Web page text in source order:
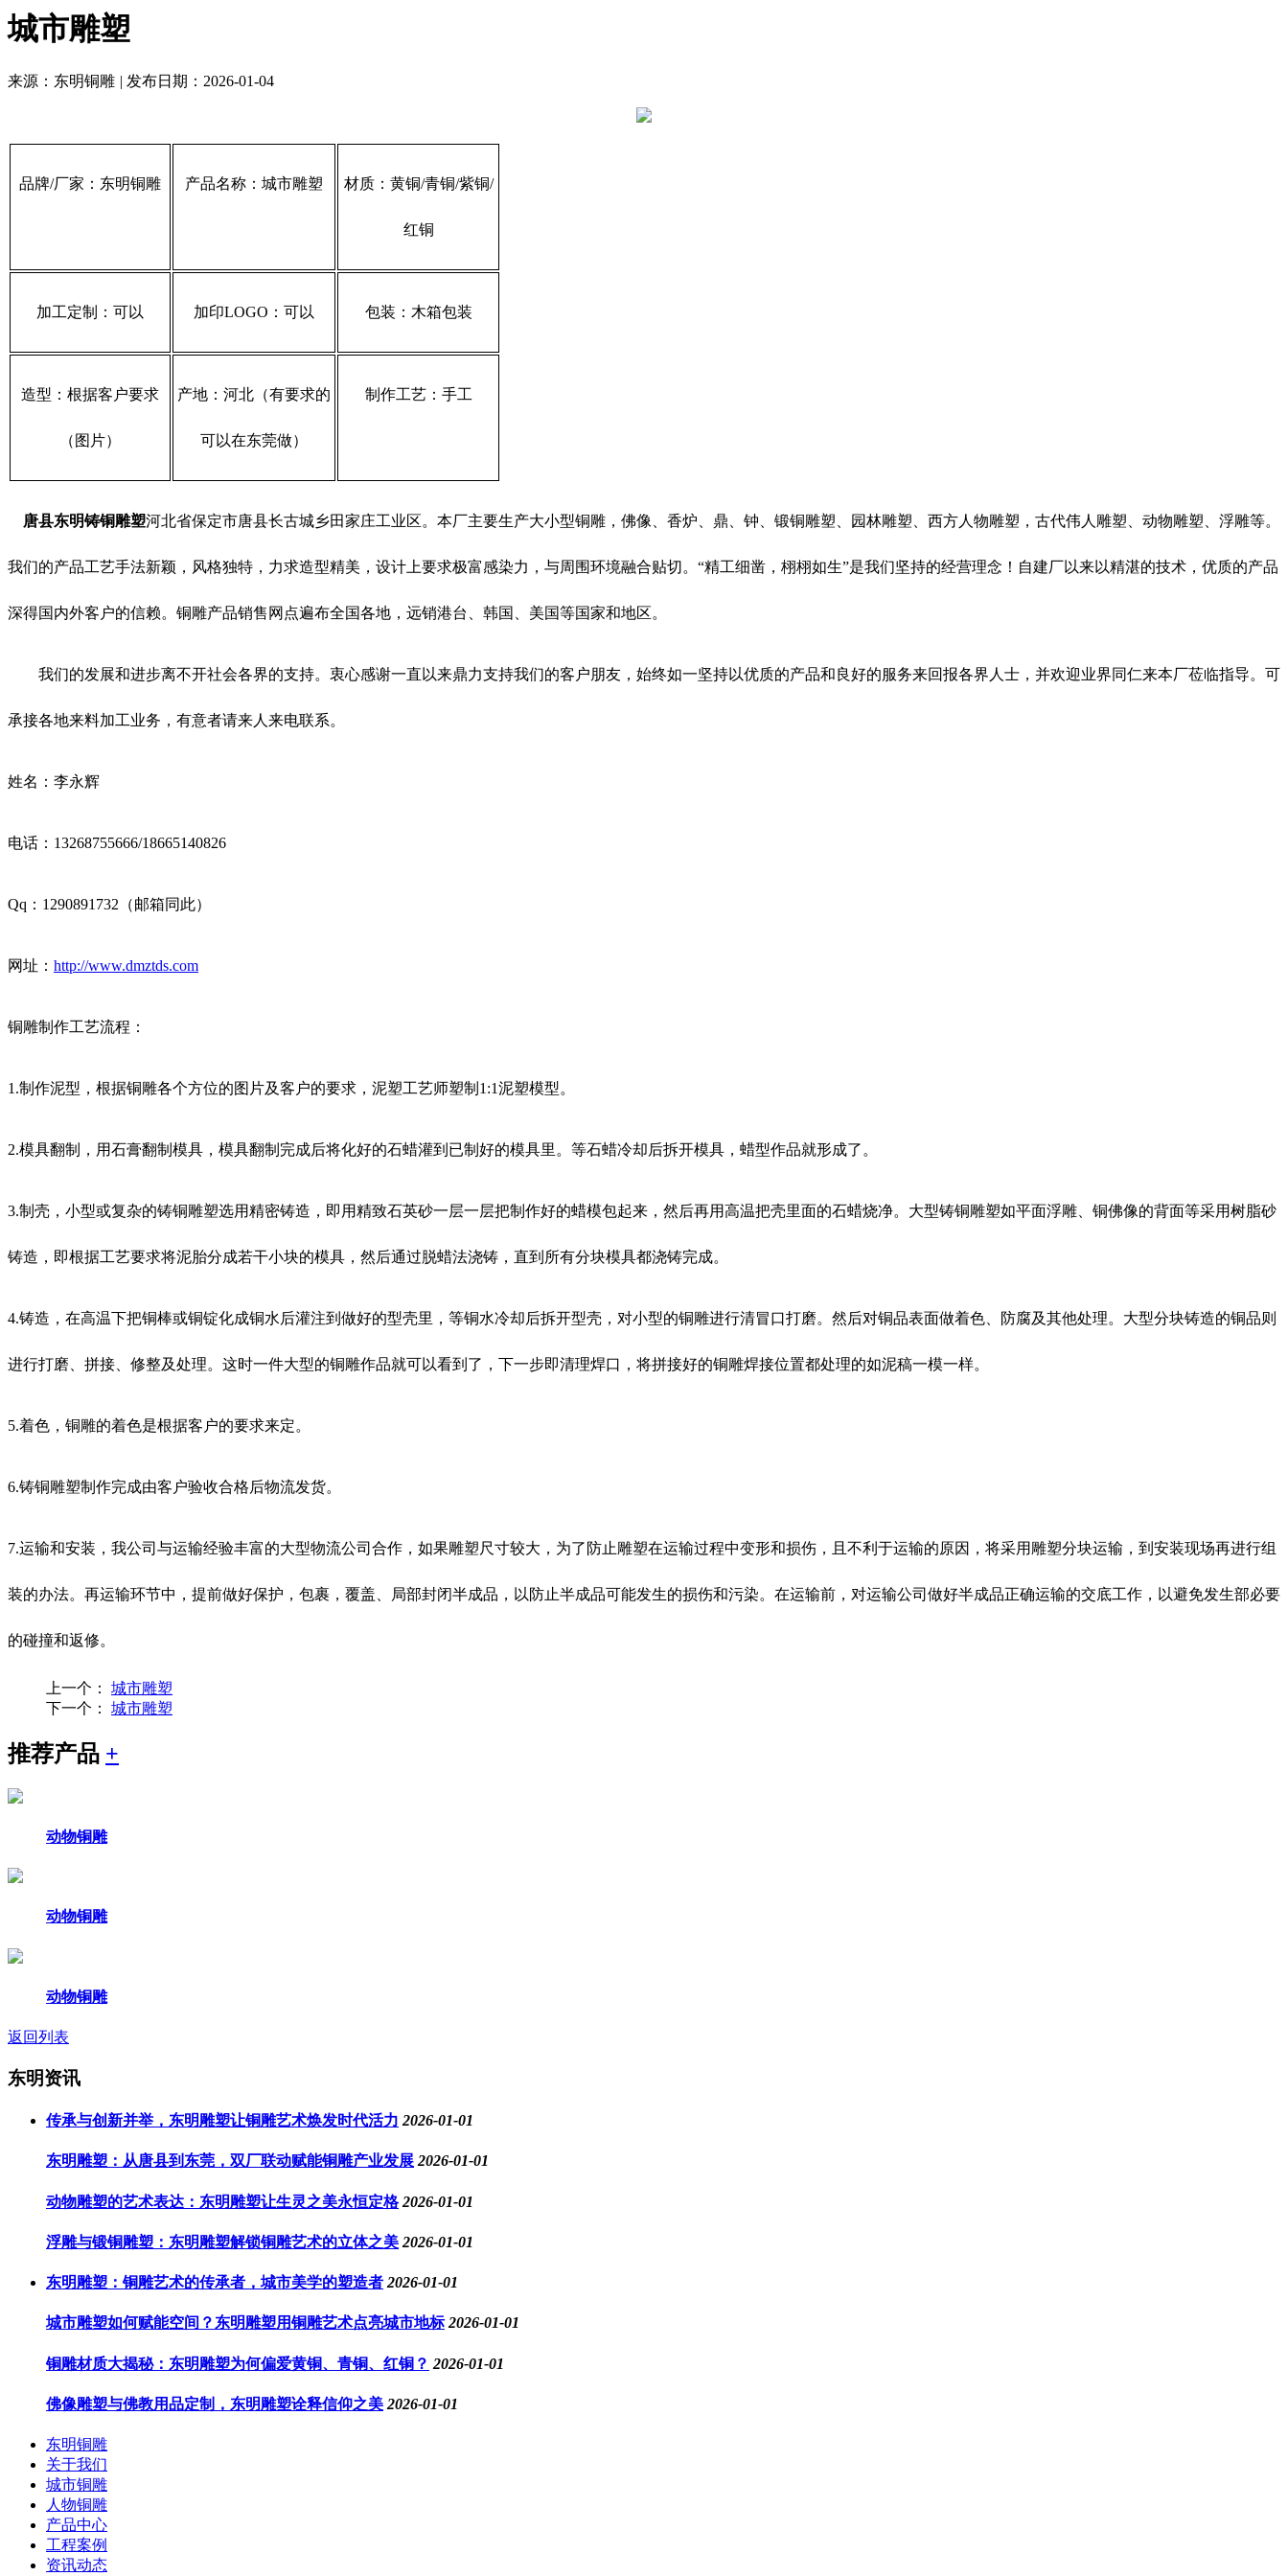
城市雕塑
来源：东明铜雕 | 发布日期：2026-01-04
品牌/厂家：东明铜雕 产品名称：城市雕塑 材质：黄铜/青铜/紫铜/
红铜
加工定制：可以 加印LOGO：可以 包装：木箱包装
造型：根据客户要求
（图片）
产地：河北（有要求的
可以在东莞做）
制作工艺：手工
唐县东明铸铜雕塑河北省保定市唐县长古城乡田家庄工业区。本厂主要生产大小型铜雕，佛像、香炉、鼎、钟、锻铜雕塑、园林雕塑、西方人物雕塑，古代伟人雕塑、动物雕塑、浮雕等。
我们的产品工艺手法新颖，风格独特，力求造型精美，设计上要求极富感染力，与周围环境融合贴切。“精工细凿，栩栩如生”是我们坚持的经营理念！自建厂以来以精湛的技术，优质的产品
深得国内外客户的信赖。铜雕产品销售网点遍布全国各地，远销港台、韩国、美国等国家和地区。
我们的发展和进步离不开社会各界的支持。衷心感谢一直以来鼎力支持我们的客户朋友，始终如一坚持以优质的产品和良好的服务来回报各界人士，并欢迎业界同仁来本厂莅临指导。可
承接各地来料加工业务，有意者请来人来电联系。
姓名：李永辉
电话：13268755666/18665140826
Qq：1290891732（邮箱同此）
网址： http://www.dmztds.com
铜雕制作工艺流程：
1.制作泥型，根据铜雕各个方位的图片及客户的要求，泥塑工艺师塑制1:1泥塑模型。
2.模具翻制，用石膏翻制模具，模具翻制完成后将化好的石蜡灌到已制好的模具里。等石蜡冷却后拆开模具，蜡型作品就形成了。
3.制壳，小型或复杂的铸铜雕塑选用精密铸造，即用精致石英砂一层一层把制作好的蜡模包起来，然后再用高温把壳里面的石蜡烧净。大型铸铜雕塑如平面浮雕、铜佛像的背面等采用树脂砂
铸造，即根据工艺要求将泥胎分成若干小块的模具，然后通过脱蜡法浇铸，直到所有分块模具都浇铸完成。
4.铸造，在高温下把铜棒或铜锭化成铜水后灌注到做好的型壳里，等铜水冷却后拆开型壳，对小型的铜雕进行清冒口打磨。然后对铜品表面做着色、防腐及其他处理。大型分块铸造的铜品则
进行打磨、拼接、修整及处理。这时一件大型的铜雕作品就可以看到了，下一步即清理焊口，将拼接好的铜雕焊接位置都处理的如泥稿一模一样。
5.着色，铜雕的着色是根据客户的要求来定。
6.铸铜雕塑制作完成由客户验收合格后物流发货。
7.运输和安装，我公司与运输经验丰富的大型物流公司合作，如果雕塑尺寸较大，为了防止雕塑在运输过程中变形和损伤，且不利于运输的原因，将采用雕塑分块运输，到安装现场再进行组
装的办法。再运输环节中，提前做好保护，包裹，覆盖、局部封闭半成品，以防止半成品可能发生的损伤和污染。在运输前，对运输公司做好半成品正确运输的交底工作，以避免发生部必要
的碰撞和返修。
上一个：
城市雕塑
下一个：
城市雕塑
推荐产品 +
动物铜雕
动物铜雕
动物铜雕
返回列表
东明资讯
传承与创新并举，东明雕塑让铜雕艺术焕发时代活力 2026-01-01
东明雕塑：从唐县到东莞，双厂联动赋能铜雕产业发展 2026-01-01
动物雕塑的艺术表达：东明雕塑让生灵之美永恒定格 2026-01-01
浮雕与锻铜雕塑：东明雕塑解锁铜雕艺术的立体之美 2026-01-01
东明雕塑：铜雕艺术的传承者，城市美学的塑造者 2026-01-01
城市雕塑如何赋能空间？东明雕塑用铜雕艺术点亮城市地标 2026-01-01
铜雕材质大揭秘：东明雕塑为何偏爱黄铜、青铜、红铜？ 2026-01-01
佛像雕塑与佛教用品定制，东明雕塑诠释信仰之美 2026-01-01
东明铜雕
关于我们
城市铜雕
人物铜雕
产品中心
工程案例
资讯动态